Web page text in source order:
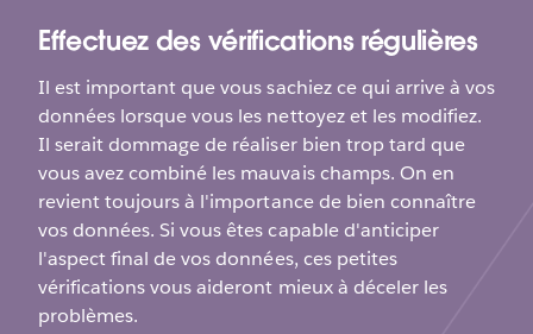
Effectuez des vérifications régulières
Il est important que vous sachiez ce qui arrive à vos
données lorsque vous les nettoyez et les modifiez.
Il serait dommage de réaliser bien trop tard que
vous avez combiné les mauvais champs. On en
revient toujours à l'importance de bien connaître
vos données. Si vous êtes capable d'anticiper
l'aspect final de vos données, ces petites
vérifications vous aideront mieux à déceler les
problèmes.